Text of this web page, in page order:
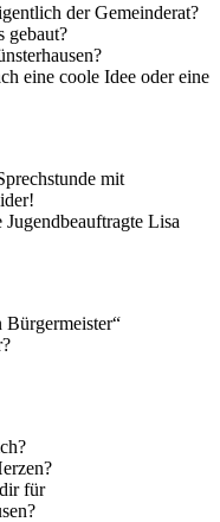
der Gemeinderat?
gebaut?
eine coole Idee oder eine
mit
Lisa
Bürgermeister“
für